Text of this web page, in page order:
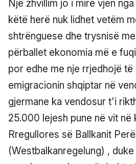
Një zhvillim jo i mirë vjen
këtë herë nuk lidhet vetëm
shtrënguese dhe trysnisë
përballet ekonomia më e
por edhe me nje rrjedhojë
emigracionin shqiptar në
gjermane ka vendosur t'i
25.000 lejesh pune në vit në
Rregullores së Ballkanit
(Westbalkanregelung) ,